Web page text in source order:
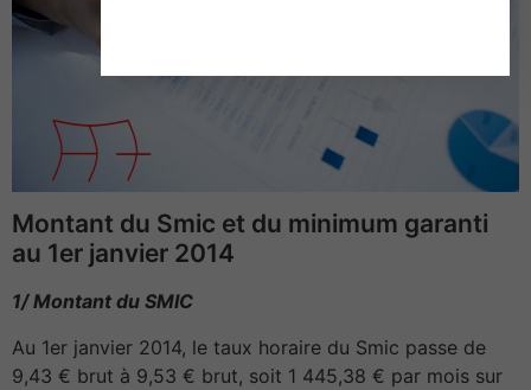
Montant du Smic et du minimum garanti
au 1er janvier 2014
1/ Montant du SMIC
Au 1er janvier 2014, le taux horaire du Smic passe de
9,43 € brut à 9,53 € brut, soit 1 445,38 € par mois sur